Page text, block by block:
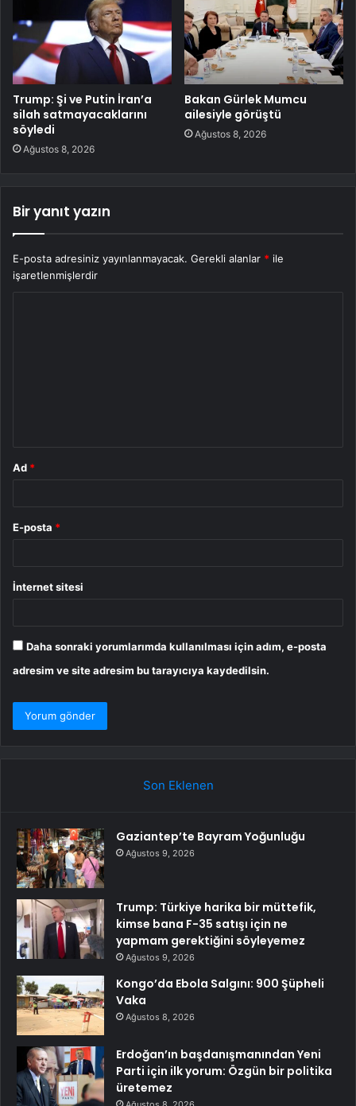
Trump: Şi ve Putin İran’a
silah satmayacaklarını
söyledi
Ağustos 8, 2026
Bakan Gürlek Mumcu
ailesiyle görüştü
Ağustos 8, 2026
Bir yanıt yazın
E-posta adresiniz yayınlanmayacak. Gerekli alanlar * ile
işaretlenmişlerdir
Ad *
E-posta *
İnternet sitesi
Daha sonraki yorumlarımda kullanılması için adım, e-posta
adresim ve site adresim bu tarayıcıya kaydedilsin.
Son Eklenen
Gaziantep’te Bayram Yoğunluğu
Ağustos 9, 2026
Trump: Türkiye harika bir müttefik,
kimse bana F-35 satışı için ne
yapmam gerektiğini söyleyemez
Ağustos 9, 2026
Kongo’da Ebola Salgını: 900 Şüpheli
Vaka
Ağustos 8, 2026
Erdoğan’ın başdanışmanından Yeni
Parti için ilk yorum: Özgün bir politika
üretemez